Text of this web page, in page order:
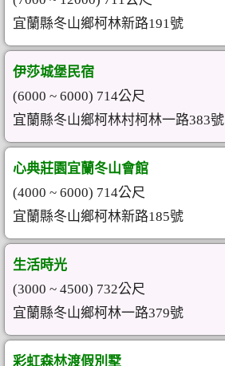
宜蘭縣冬山鄉柯林新路191號
伊莎城堡民宿
(6000 ~ 6000) 714公尺
宜蘭縣冬山鄉柯林村柯林一路383號
心典莊園宜蘭冬山會館
(4000 ~ 6000) 714公尺
宜蘭縣冬山鄉柯林新路185號
生活時光
(3000 ~ 4500) 732公尺
宜蘭縣冬山鄉柯林一路379號
彩虹森林渡假別墅